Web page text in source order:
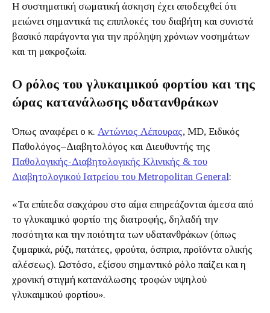
Η συστηματική σωματική άσκηση έχει αποδειχθεί ότι
μειώνει σημαντικά τις επιπλοκές του διαβήτη και συνιστά
βασικό παράγοντα για την πρόληψη χρόνιων νοσημάτων
και τη μακροζωία.
Ο ρόλος του γλυκαιμικού φορτίου και της
ώρας κατανάλωσης υδατανθράκων
Όπως αναφέρει ο κ. Αντώνιος Λέπουρας, MD, Ειδικός
Παθολόγος–Διαβητολόγος και Διευθυντής της
Παθολογικής-Διαβητολογικής Κλινικής & του
Διαβητολογικού Ιατρείου του Metropolitan General:
«Τα επίπεδα σακχάρου στο αίμα επηρεάζονται άμεσα από
το γλυκαιμικό φορτίο της διατροφής, δηλαδή την
ποσότητα και την ποιότητα των υδατανθράκων (όπως
ζυμαρικά, ρύζι, πατάτες, φρούτα, όσπρια, προϊόντα ολικής
αλέσεως). Ωστόσο, εξίσου σημαντικό ρόλο παίζει και η
χρονική στιγμή κατανάλωσης τροφών υψηλού
γλυκαιμικού φορτίου».